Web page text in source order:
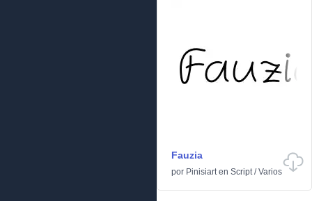
Fauzia
por Pinisiarten Script/Varios